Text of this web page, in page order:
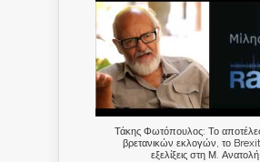
Τάκης Φωτόπουλος: Το
βρετανικών εκλογών, το Brexit
εξελίξεις στη Μ. Ανατολή